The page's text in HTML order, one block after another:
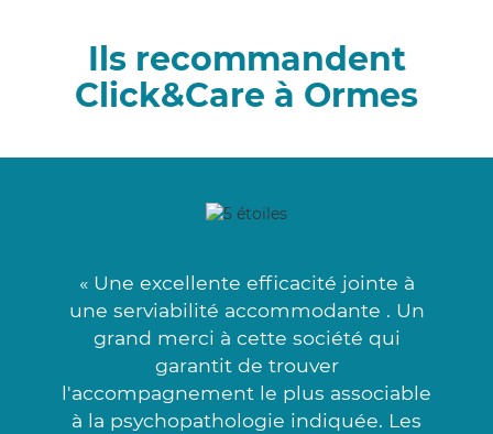
Ils recommandent
Click&Care à Ormes
« Une excellente efficacité jointe à
une serviabilité accommodante . Un
grand merci à cette société qui
garantit de trouver
l'accompagnement le plus associable
à la psychopathologie indiquée. Les